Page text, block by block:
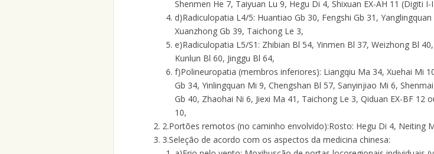
Shenmen He 7, Taiyuan Lu 9, Hegu Di 4, Shixuan EX-AH 11 (Digiti I-
d)Radiculopatia L4/5: Huantiao Gb 30, Fengshi Gb 31, Yanglingquan
Xuanzhong Gb 39, Taichong Le 3,
e)Radiculopatia L5/S1: Zhibian Bl 54, Yinmen Bl 37, Weizhong Bl
Kunlun Bl 60, Jinggu Bl 64,
f)Polineuropatia (membros inferiores): Liangqiu Ma 34, Xuehai Mi
Gb 34, Yinlingquan Mi 9, Chengshan Bl 57, Sanyinjiao Mi 6,
Gb 40, Zhaohai Ni 6, Jiexi Ma 41, Taichong Le 3, Qiduan EX-BF 12
10,
2.Portões remotos (no caminho envolvido):Rosto: Hegu Di 4, Neiting
3.Seleção de acordo com os aspectos da medicina chinesa: